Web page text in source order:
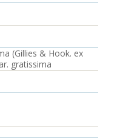
(Gillies & Hook. ex
gratissima